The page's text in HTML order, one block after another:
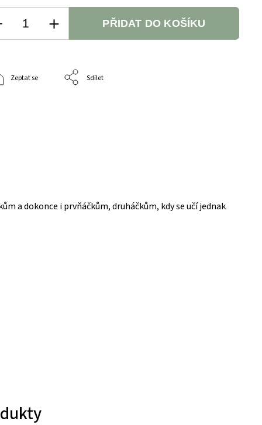
PŘIDAT DO KOŠÍKU
Zeptat se Sdílet
a dokonce i prvňáčkům, druháčkům, kdy se učí jednak